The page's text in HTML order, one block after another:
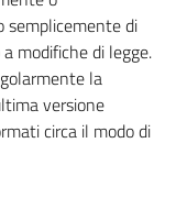
semplicemente di
modifiche di legge.
la
versione
circa il modo di